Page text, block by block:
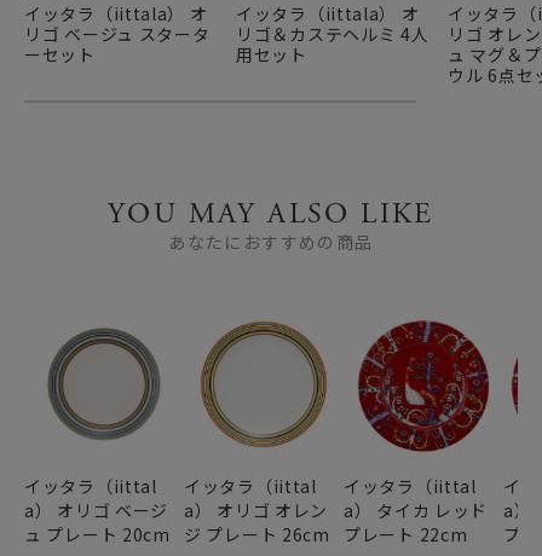
イッタラ（iittala） オ
リゴ ベージュ スタータ
ーセット
イッタラ（iittala） オ
リゴ＆カステヘルミ 4人
用セット
イッタラ
リゴ オレ
ュ マグ＆
ウル 6点セ
YOU MAY ALSO LIKE
あなたにおすすめの商品
イッタラ（iittal
a） オリゴ ベージ
ュ プレート 20cm
イッタラ（iittal
a） オリゴ オレン
ジ プレート 26cm
イッタラ（iittal
a） タイカ レッド
プレート 22cm
イ
a）
プ